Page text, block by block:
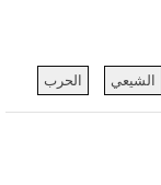
الشيعي
الحرب